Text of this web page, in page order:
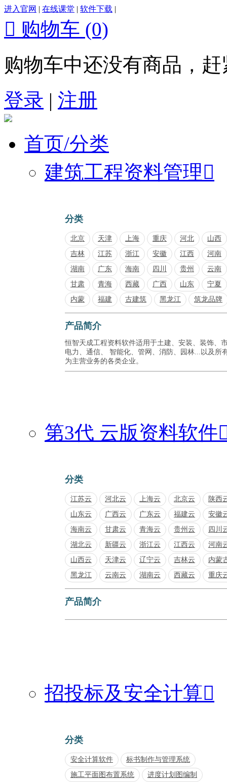
进入官网 | 在线课堂 | 软件下载 |
 购物车 (0)
购物车中还没有商品，
登录 | 注册
首页/分类
建筑工程资料管理
分类
北京 天津 上海 重庆 河北
山西
吉林
江苏 浙江 安徽 江西
河南
湖南
广东 海南 四川 贵州
云南
甘肃
青海 西藏 广西 山东
宁夏
内蒙
福建 古建筑 黑龙江 筑龙品牌
产品简介
恒智天成工程资料软件适用于土建、安装、装饰、
电力、通信、 智能化、管网、消防、园林...以及所
为主营业务的各类企业。
第3代 云版资料软件
分类
江苏云 河北云 上海云 北京云
陕西
山东云
广西云 广东云 福建云
安徽
海南云
甘肃云 青海云 贵州云
四川
湖北云
新疆云 浙江云 江西云
河南
山西云
天津云 辽宁云 吉林云
内蒙
黑龙江
云南云 湖南云 西藏云 重庆
产品简介
招投标及安全计算
分类
安全计算软件
标书制作与管理系统
施工平面图布置系统
进度计划图编制